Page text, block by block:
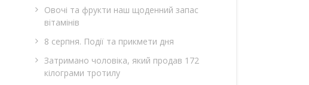
Овочі та фрукти наш щоденний запас
вітамінів
8 серпня. Події та прикмети дня
Затримано чоловіка, який продав 172
кілограми тротилу